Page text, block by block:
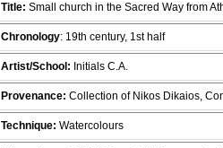
Title: Small church in the Sacred Way from
Chronology: 19th century, 1st half
Artist/School: Initials C.A.
Provenance: Collection of Nikos Dikaios,
Technique: Watercolours